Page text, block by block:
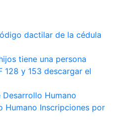
dactilar de la cédula
tiene una persona
128 y 153 descargar el
Humano
Humano Inscripciones por